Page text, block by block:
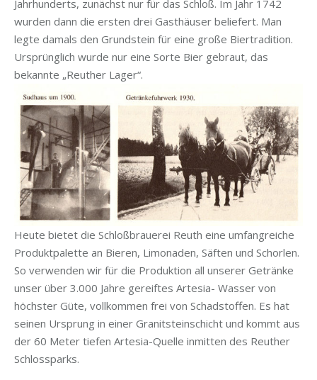
Jahrhunderts, zunächst nur für das Schloß. Im Jahr 1742
wurden dann die ersten drei Gasthäuser beliefert. Man
legte damals den Grundstein für eine große Biertradition.
Ursprünglich wurde nur eine Sorte Bier gebraut, das
bekannte „Reuther Lager“.
Heute bietet die Schloßbrauerei Reuth eine umfangreiche
Produktpalette an Bieren, Limonaden, Säften und Schorlen.
So verwenden wir für die Produktion all unserer Getränke
unser über 3.000 Jahre gereiftes Artesia- Wasser von
höchster Güte, vollkommen frei von Schadstoffen. Es hat
seinen Ursprung in einer Granitsteinschicht und kommt aus
der 60 Meter tiefen Artesia-Quelle inmitten des Reuther
Schlossparks.